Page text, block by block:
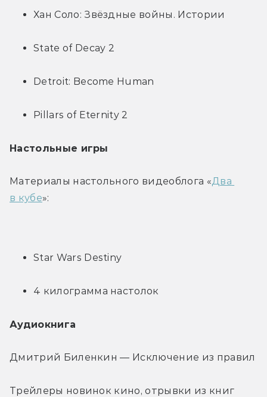
Хан Соло: Звёздные войны. Истории
State of Decay 2
Detroit: Become Human
Pillars of Eternity 2
Настольные игры
Материалы настольного видеоблога «Два
в кубе»:
Star Wars Destiny
4 килограмма настолок
Аудиокнига
Дмитрий Биленкин — Исключение из правил
Трейлеры новинок кино, отрывки из книг